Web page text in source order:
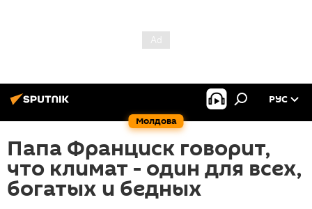
Молдова
РУС
Папа Франциск говорит,
что климат - один для всех,
богатых и бедных